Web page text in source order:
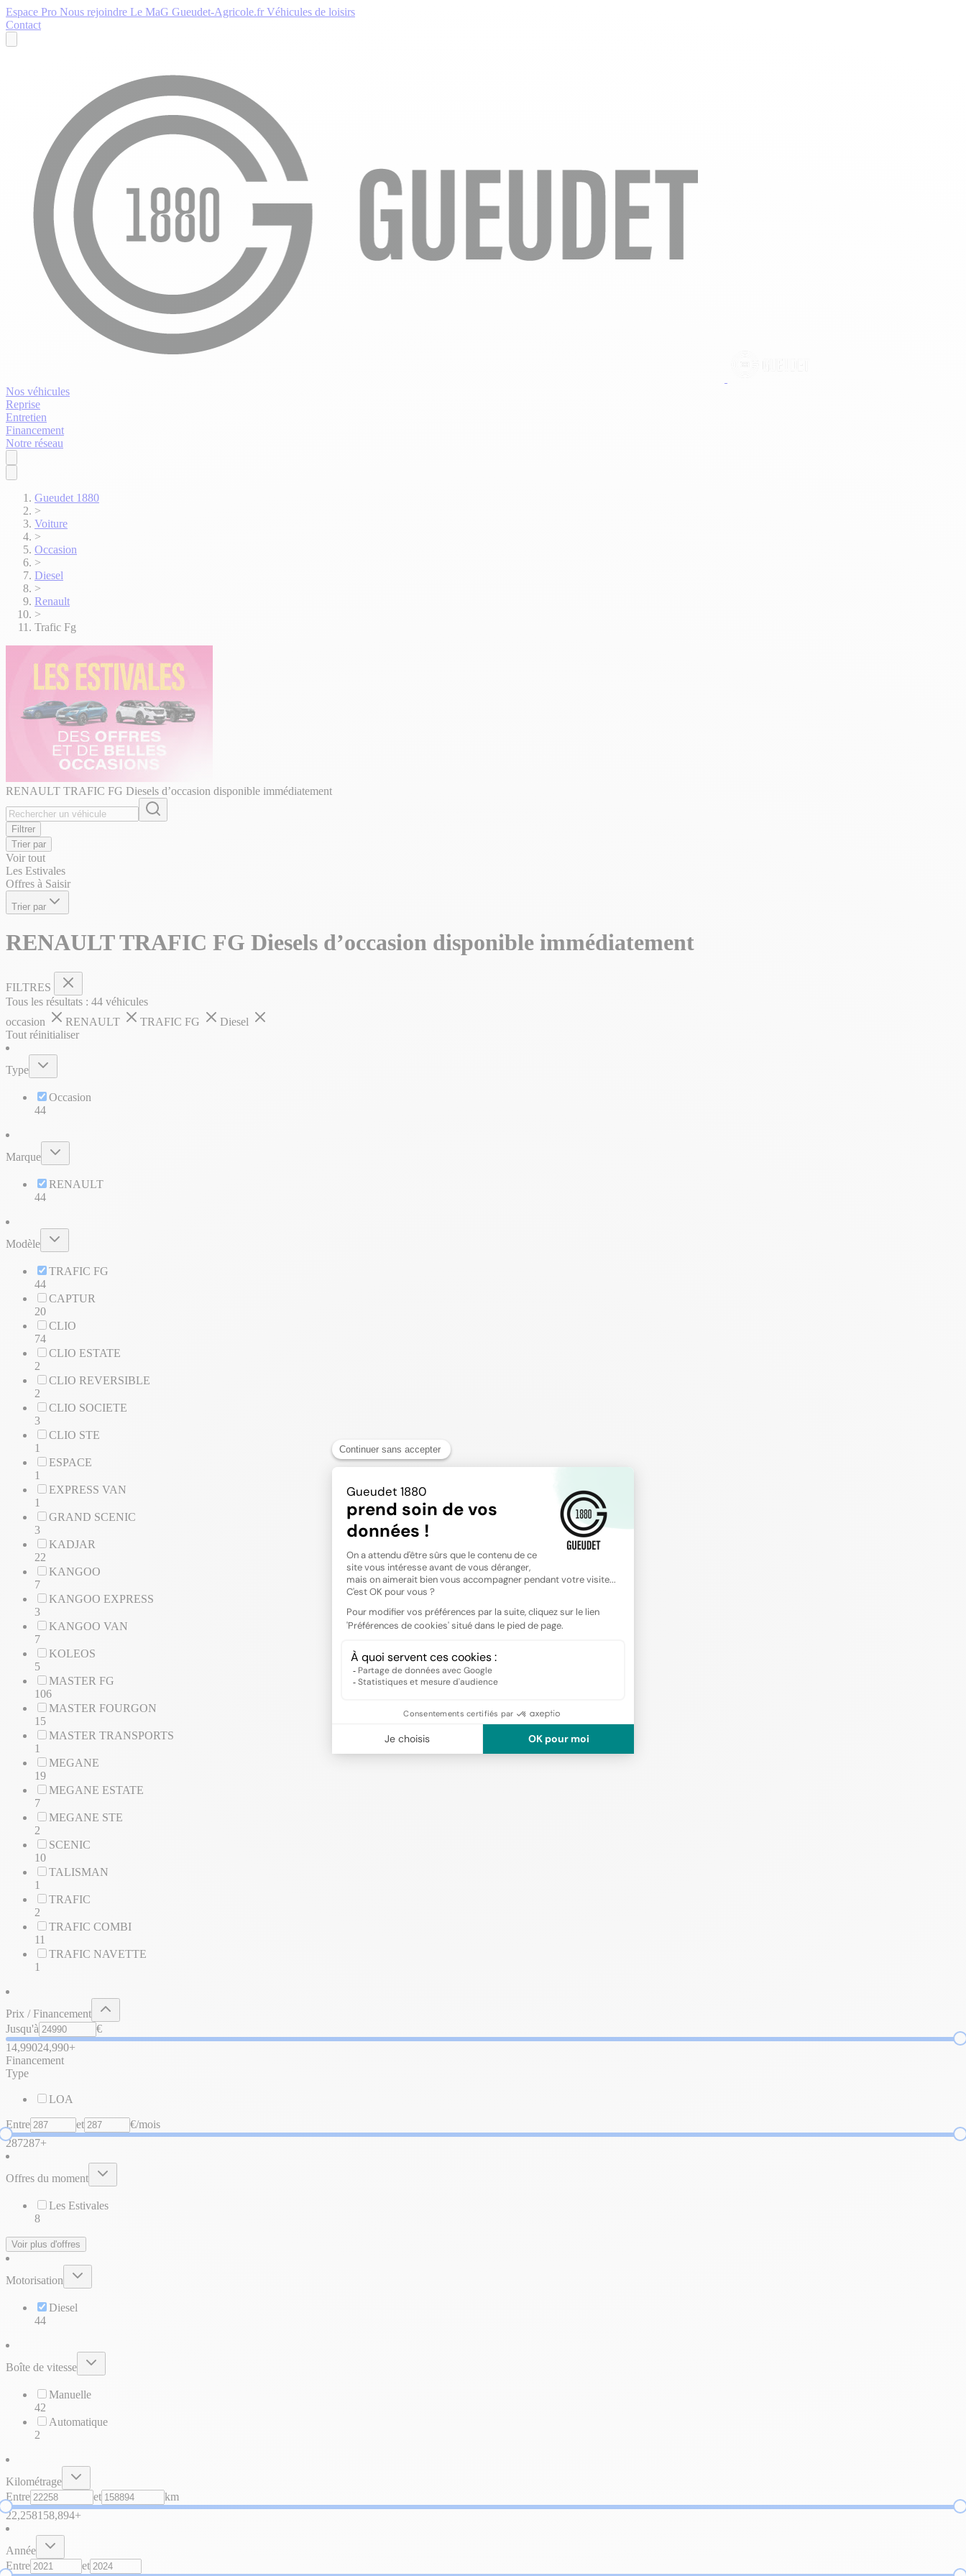
Espace Pro Nous rejoindre Le MaG Gueudet-Agricole.fr Véhicules de loisirs
Contact
Nos véhicules
Reprise
Entretien
Financement
Notre réseau
Gueudet 1880
>
Voiture
>
Occasion
>
Diesel
>
Renault
>
Trafic Fg
RENAULT TRAFIC FG Diesels d’occasion disponible immédiatement
Filtrer
Trier par
Voir tout
Les Estivales
Offres à Saisir
Trier par
RENAULT TRAFIC FG Diesels d’occasion disponible immédiatement
FILTRES
Tous les résultats : 44 véhicules
occasion
RENAULT TRAFIC FG
Diesel
Tout réinitialiser
Type
Occasion
44
Marque
RENAULT
44
Modèle
TRAFIC FG
44
CAPTUR
20
CLIO
74
CLIO ESTATE
2
CLIO REVERSIBLE
2
CLIO SOCIETE
3
CLIO STE
1
ESPACE
1
EXPRESS VAN
1
GRAND SCENIC
3
KADJAR
22
KANGOO
7
KANGOO EXPRESS
3
KANGOO VAN
7
KOLEOS
5
MASTER FG
106
MASTER FOURGON
15
MASTER TRANSPORTS
1
MEGANE
19
MEGANE ESTATE
7
MEGANE STE
2
SCENIC
10
TALISMAN
1
TRAFIC
2
TRAFIC COMBI
11
TRAFIC NAVETTE
1
Prix / Financement
Jusqu'à
€
14,99024,990+
Financement
Type
LOA
Entre et
€/mois
287287+
Offres du moment
Les Estivales
8
Voir plus d'offres
Motorisation
Diesel
44
Boîte de vitesse
Manuelle
42
Automatique
2
Kilométrage
Entre
et
km
22,258158,894+
Année
Entre
et